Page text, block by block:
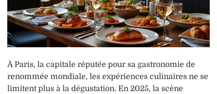
À Paris, la capitale réputée pour sa gastronomie de
renommée mondiale, les expériences culinaires ne se
limitent plus à la dégustation. En 2025, la scène